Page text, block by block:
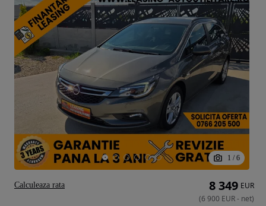
1 / 6
8 349 EUR
(6 900 EUR- net)
Calculeaza rata